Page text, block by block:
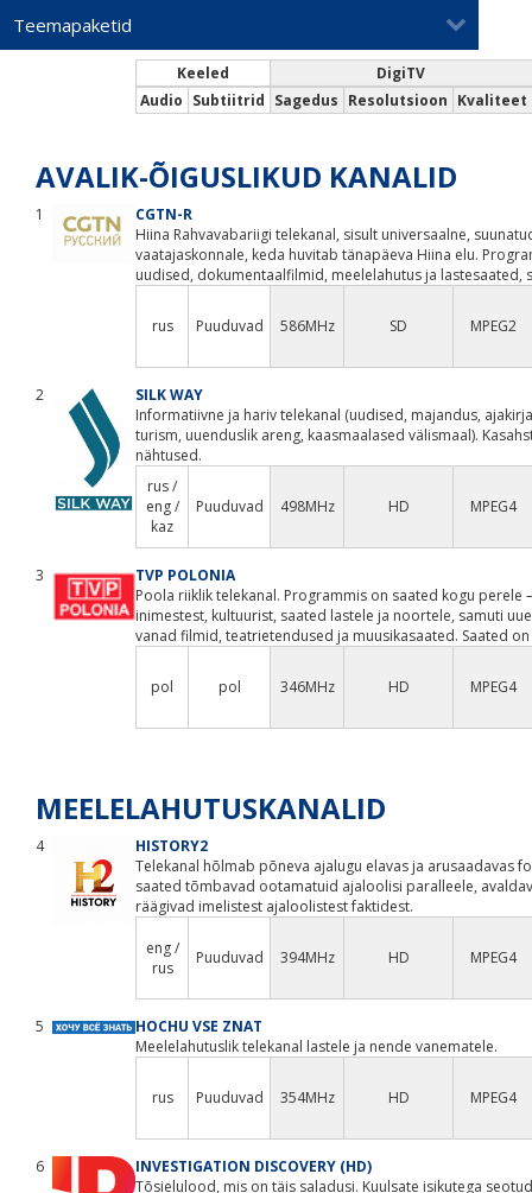
Teemapaketid
Keeled
DigiTV
Audio Subtiitrid Sagedus Resolutsioon Kvaliteet
AVALIK-ÕIGUSLIKUD KANALID
1
CGTN-R
Hiina Rahvavabariigi telekanal, sisult universaalne,
vaatajaskonnale, keda huvitab tänapäeva Hiina elu.
uudised, dokumentaalfilmid, meelelahutus ja lastesaated,
rus Puuduvad 586MHz SD MPEG2
2
SILK WAY
Informatiivne ja hariv telekanal (uudised, majandus,
turism, uuenduslik areng, kaasmaalased välismaal).
nähtused.
rus /
eng /
kaz
Puuduvad 498MHz HD MPEG4
3
TVP POLONIA
Poola riiklik telekanal. Programmis on saated kogu perele
inimestest, kultuurist, saated lastele ja noortele, samuti
vanad filmid, teatrietendused ja muusikasaated. Saated
pol pol 346MHz HD MPEG4
MEELELAHUTUSKANALID
4
HISTORY2
Telekanal hõlmab põneva ajalugu elavas ja arusaadavas
saated tõmbavad ootamatuid ajaloolisi paralleele,
räägivad imelistest ajaloolistest faktidest.
eng /
rus
Puuduvad 394MHz HD MPEG4
5
HOCHU VSE ZNAT
Meelelahutuslik telekanal lastele ja nende vanematele.
rus Puuduvad 354MHz HD MPEG4
6
INVESTIGATION DISCOVERY (HD)
Tõsielulood, mis on täis saladusi. Kuulsate isikutega